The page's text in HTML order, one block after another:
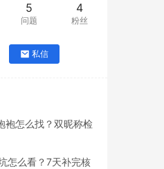
5
问题
4
粉丝
私信
袍怎么找？双昵称检
怎么看？7天补完核